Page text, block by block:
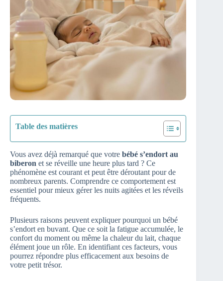
Table des matières
Vous avez déjà remarqué que votre bébé s’endort au
biberon et se réveille une heure plus tard ? Ce
phénomène est courant et peut être déroutant pour de
nombreux parents. Comprendre ce comportement est
essentiel pour mieux gérer les nuits agitées et les réveils
fréquents.
Plusieurs raisons peuvent expliquer pourquoi un bébé
s’endort en buvant. Que ce soit la fatigue accumulée, le
confort du moment ou même la chaleur du lait, chaque
élément joue un rôle. En identifiant ces facteurs, vous
pourrez répondre plus efficacement aux besoins de
votre petit trésor.